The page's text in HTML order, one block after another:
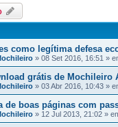
como legítima defesa
» 08 Set 2016, 16:51 »
grátis de Mochileiro
» 03 Abr 2016, 10:43 »
de boas páginas com
» 12 Jul 2013, 21:02 »